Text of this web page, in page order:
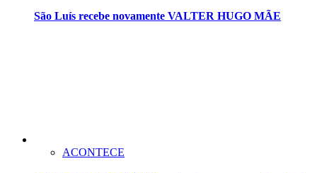
São Luís recebe novamente VALTER HUGO MÃE
ACONTECE